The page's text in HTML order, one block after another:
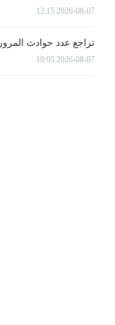
2026-08-07 12:15
تراجع عدد حوادث المرور
2026-08-07 10:05